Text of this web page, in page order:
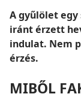
A gyűlölet
iránt érzett
indulat. Nem
érzés.
MIBŐL